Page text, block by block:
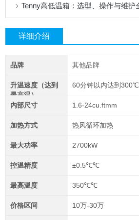
Tenny高低温箱：选型、操作与维护
详细介绍
品牌 其他品牌
升温速度（达到
最高温）
60分钟以内达到
内部尺寸 1.6-24cu.ftmm
加热方式 热风循环加热
最大功率 2700kW
控温精度 ±0.5℃℃
最高温度 350℃℃
价格区间 10万-30万